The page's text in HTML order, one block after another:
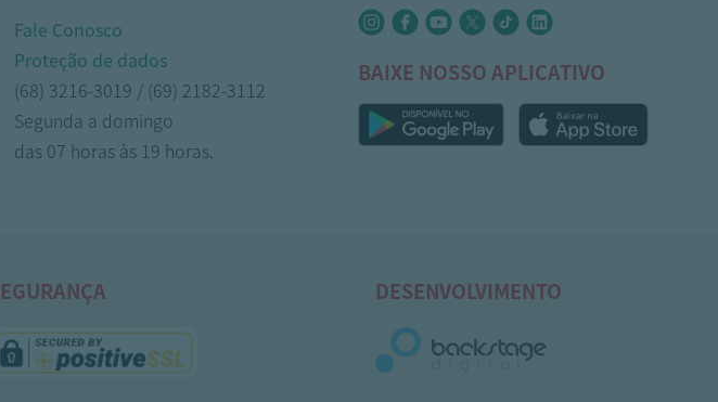
Fale Conosco
Proteção de dados
(68) 3216-3019 / (69) 2182-3112
Segunda a domingo
das 07 horas às 19 horas.
BAIXE NOSSO APLICATIVO
DESENVOLVIMENTO